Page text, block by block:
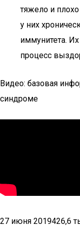
тяжело и
у них
иммунитета.
процесс
Видео: базовая
синдроме
27 июня 2019426,6